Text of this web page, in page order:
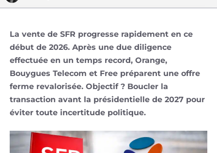
La vente de SFR progresse rapidement en ce
début de 2026. Après une due diligence
effectuée en un temps record, Orange,
Bouygues Telecom et Free préparent une offre
ferme revalorisée. Objectif ? Boucler la
transaction avant la présidentielle de 2027 pour
éviter toute incertitude politique.